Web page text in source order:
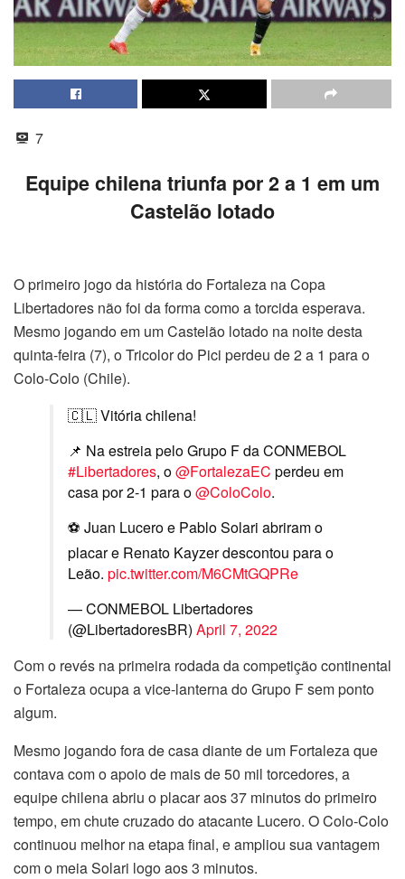
7
Equipe chilena triunfa por 2 a 1 em um
Castelão lotado
O primeiro jogo da história do Fortaleza na Copa
Libertadores não foi da forma como a torcida esperava.
Mesmo jogando em um Castelão lotado na noite desta
quinta-feira (7), o Tricolor do Pici perdeu de 2 a 1 para o
Colo-Colo (Chile).
🇨🇱 Vitória chilena!
📌 Na estreia pelo Grupo F da CONMEBOL
#Libertadores, o@FortalezaEC perdeu em
casa por 2-1 para o@ColoColo.
⚽ Juan Lucero e Pablo Solari abriram o
placar e Renato Kayzer descontou para o
Leão. pic.twitter.com/M6CMtGQPRe
— CONMEBOL Libertadores
(@LibertadoresBR) April 7, 2022
Com o revés na primeira rodada da competição continental
o Fortaleza ocupa a vice-lanterna do Grupo F sem ponto
algum.
Mesmo jogando fora de casa diante de um Fortaleza que
contava com o apoio de mais de 50 mil torcedores, a
equipe chilena abriu o placar aos 37 minutos do primeiro
tempo, em chute cruzado do atacante Lucero. O Colo-Colo
continuou melhor na etapa final, e ampliou sua vantagem
com o meia Solari logo aos 3 minutos.